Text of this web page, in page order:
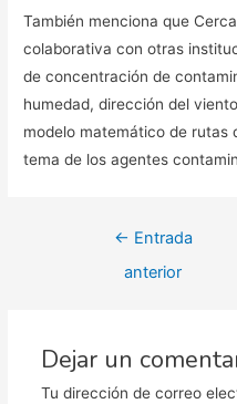
También menciona que
colaborativa con otras
de concentración de
humedad, dirección del
modelo matemático de rutas
tema de los agentes
Navegación
← Entrada
anterior
Dejar un
Tu dirección de correo